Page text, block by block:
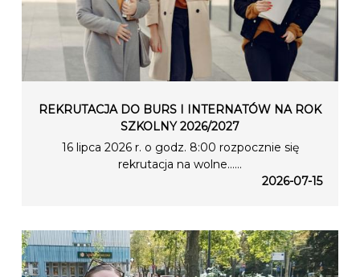
REKRUTACJA DO BURS I INTERNATÓW NA ROK
SZKOLNY 2026/2027
16 lipca 2026 r. o godz. 8:00 rozpocznie się
rekrutacja na wolne…...
2026-07-15